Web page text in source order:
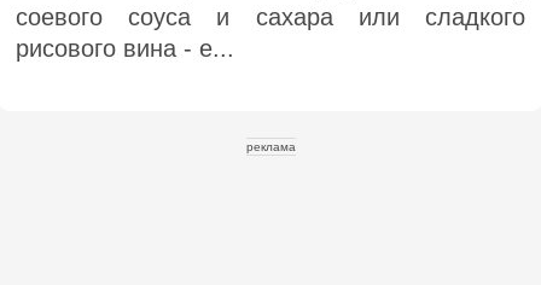
соевого соуса и сахара или сладкого
рисового вина - е...
реклама